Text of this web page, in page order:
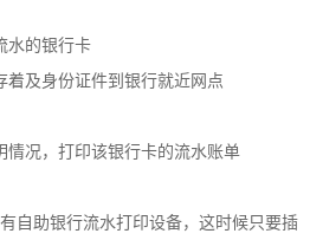
的银行卡
及身份证件到银行就近网点
况，打印该银行卡的流水账单
助银行流水打印设备，这时候只要插